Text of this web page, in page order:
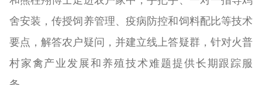
舍安装，传授饲养管理、疫病防控和饲料配比等技术
要点，解答农户疑问，并建立线上答疑群，针对火普
村家禽产业发展和养殖技术难题提供长期跟踪服